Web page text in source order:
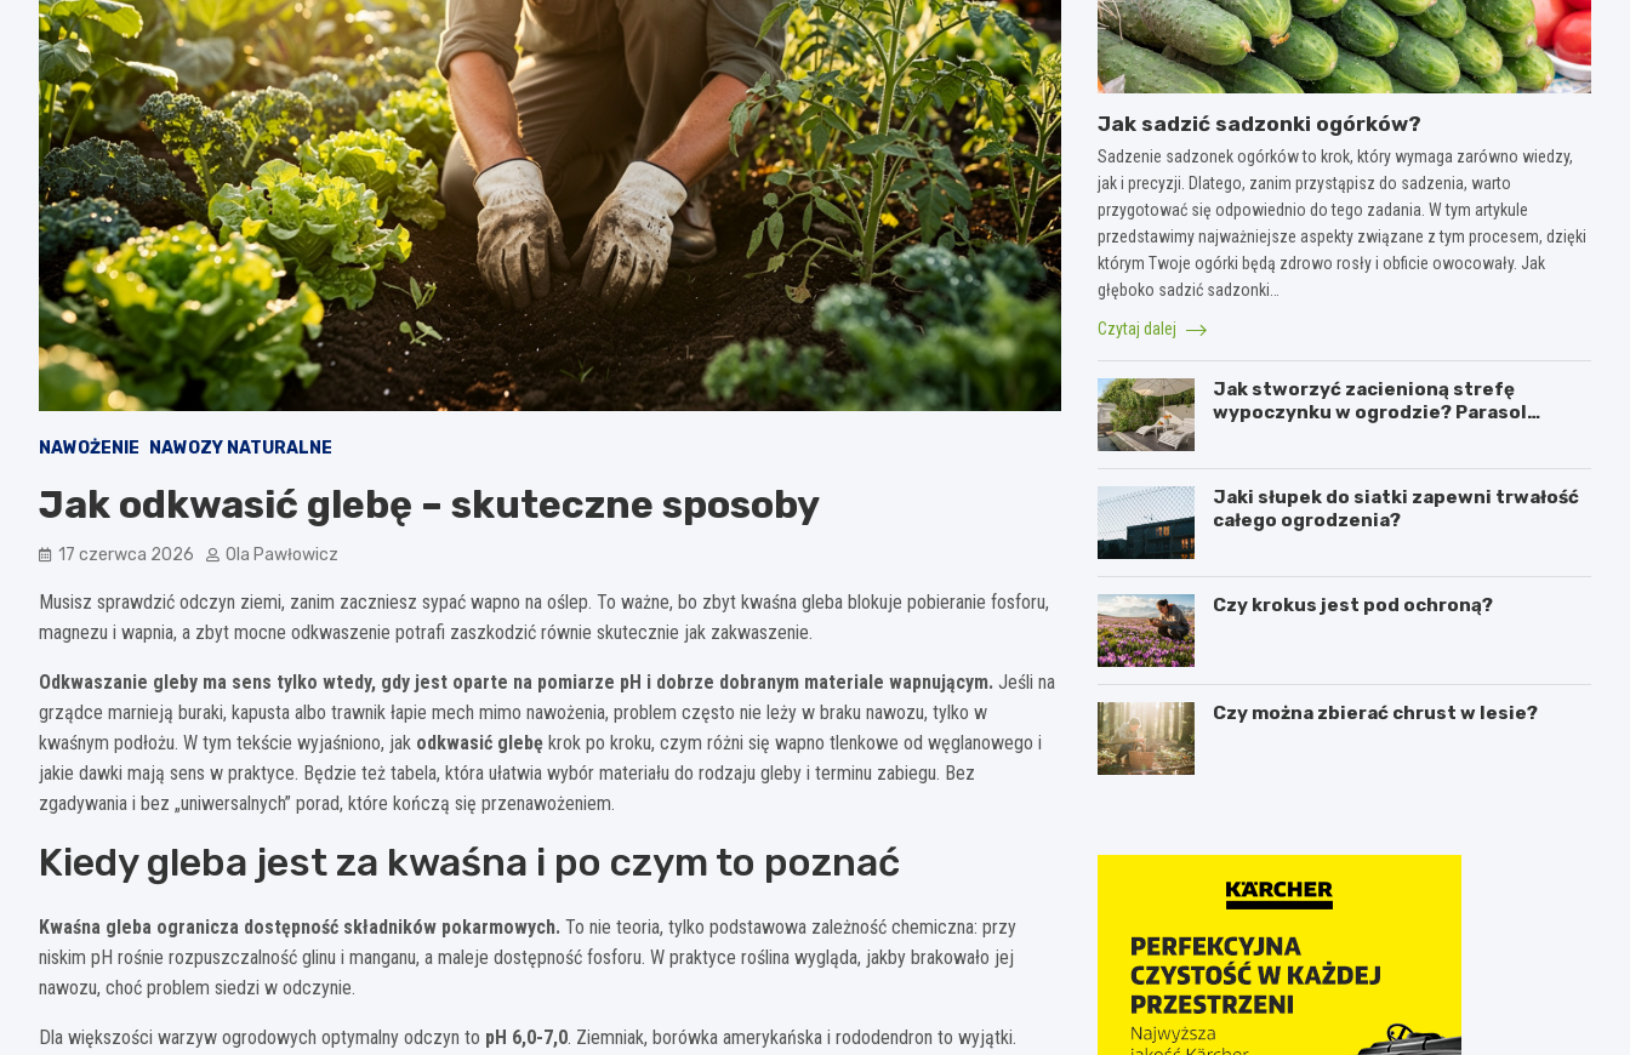
NAWOŻENIE NAWOZY NATURALNE
Jak odkwasić glebę – skuteczne sposoby
17 czerwca 2026 Ola Pawłowicz
Musisz sprawdzić odczyn ziemi, zanim zaczniesz sypać wapno na oślep. To ważne, bo zbyt kwaśna gleba blokuje pobieranie fosforu,
magnezu i wapnia, a zbyt mocne odkwaszenie potrafi zaszkodzić równie skutecznie jak zakwaszenie.
Odkwaszanie gleby ma sens tylko wtedy, gdy jest oparte na pomiarze pH i dobrze dobranym materiale wapnującym. Jeśli na
grządce marnieją buraki, kapusta albo trawnik łapie mech mimo nawożenia, problem często nie leży w braku nawozu, tylko w
kwaśnym podłożu. W tym tekście wyjaśniono, jak odkwasić glebę krok po kroku, czym różni się wapno tlenkowe od węglanowego i
jakie dawki mają sens w praktyce. Będzie też tabela, która ułatwia wybór materiału do rodzaju gleby i terminu zabiegu. Bez
zgadywania i bez „uniwersalnych” porad, które kończą się przenawożeniem.
Kiedy gleba jest za kwaśna i po czym to poznać
Kwaśna gleba ogranicza dostępność składników pokarmowych. To nie teoria, tylko podstawowa zależność chemiczna: przy
niskim pH rośnie rozpuszczalność glinu i manganu, a maleje dostępność fosforu. W praktyce roślina wygląda, jakby brakowało jej
nawozu, choć problem siedzi w odczynie.
Dla większości warzyw ogrodowych optymalny odczyn to pH 6,0-7,0. Ziemniak, borówka amerykańska i rododendron to wyjątki.
Jak sadzić sadzonki ogórków?
Sadzenie sadzonek ogórków to krok, który wymaga zarówno wiedzy,
jak i precyzji. Dlatego, zanim przystąpisz do sadzenia, warto
przygotować się odpowiednio do tego zadania. W tym artykule
przedstawimy najważniejsze aspekty związane z tym procesem, dzięki
którym Twoje ogórki będą zdrowo rosły i obficie owocowały. Jak
głęboko sadzić sadzonki…
Czytaj dalej
Jak stworzyć zacienioną strefę
wypoczynku w ogrodzie? Parasol
Jaki słupek do siatki zapewni trwałość
całego ogrodzenia?
Czy krokus jest pod ochroną?
Czy można zbierać chrust w lesie?